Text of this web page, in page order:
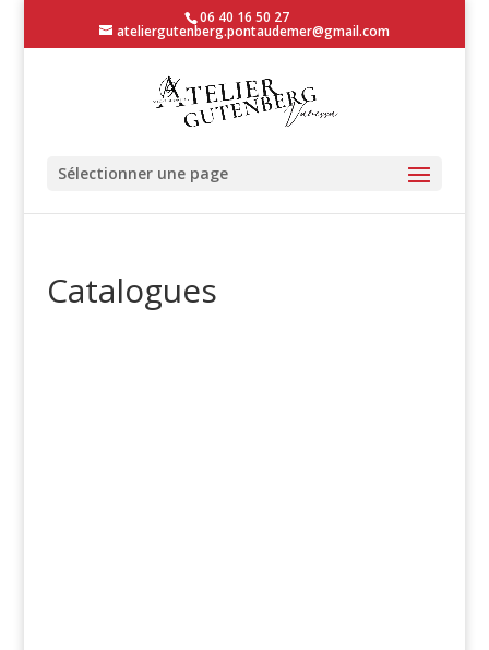
06 40 16 50 27
ateliergutenberg.pontaudemer@gmail.com
Sélectionner une page
Catalogues